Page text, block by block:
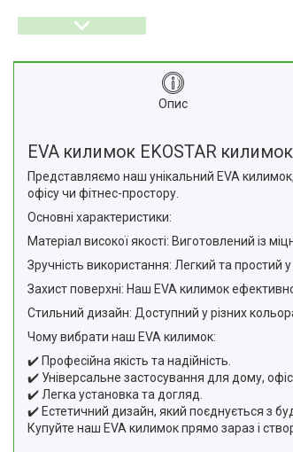
Опис
EVA килимок EKOSTAR
Представляємо наш унікальний EVA
офісу чи фітнес-простору.
Основні характеристики:
Матеріал високої якості: Виготовлений із
Зручність використання: Легкий та простий
Захист поверхні: Наш EVA килимок
Стильний дизайн: Доступний у різних
Чому вибрати наш EVA килимок:
✔️ Професійна якість та надійність.
✔️ Універсальне застосування для дому,
✔️ Легка установка та догляд.
✔️ Естетичний дизайн, який поєднується з
Купуйте наш EVA килимок прямо зараз і